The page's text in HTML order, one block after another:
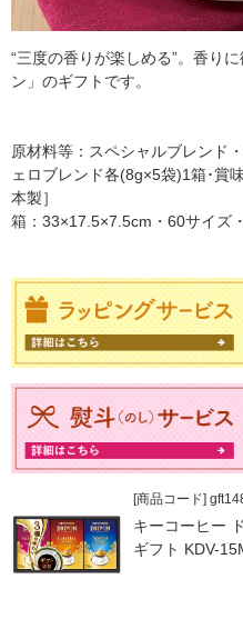
“三度の香りが楽しめる”。香り
ン」のギフトです。
原材料等：スペシャルブレンド
ェロブレンド各(8g×5袋)1箱･賞
本製］
箱：33×17.5×7.5cm・60サイズ
[商品コード]
キーコーヒー
ギフト KDV-